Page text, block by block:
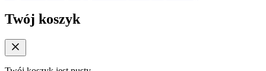
Twój koszyk